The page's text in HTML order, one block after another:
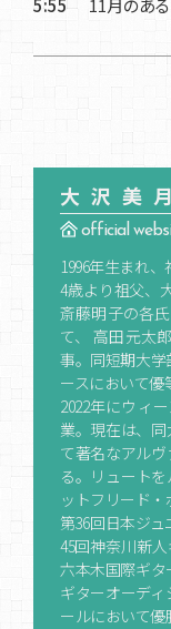
5:55 11月のある
大沢美月
official
1996年生まれ
4歳より祖父、
斎藤明子の各
て、 高田元太
事。同短期大
ースにおいて優
2022年にウィ
業。現在は、
て著名なアル
る。リュート
ットフリード・
第36回日本ジ
45回神奈川新
六本木国際ギ
ギターオーデ
ールにおいて優